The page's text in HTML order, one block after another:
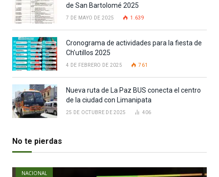
de San Bartolomé 2025
7 DE MAYO DE 2025 1.639
Cronograma de actividades para la fiesta de
Ch’utillos 2025
4 DE FEBRERO DE 2025 761
Nueva ruta de La Paz BUS conecta el centro
de la ciudad con Limanipata
25 DE OCTUBRE DE 2025 406
No te pierdas
NACIONAL